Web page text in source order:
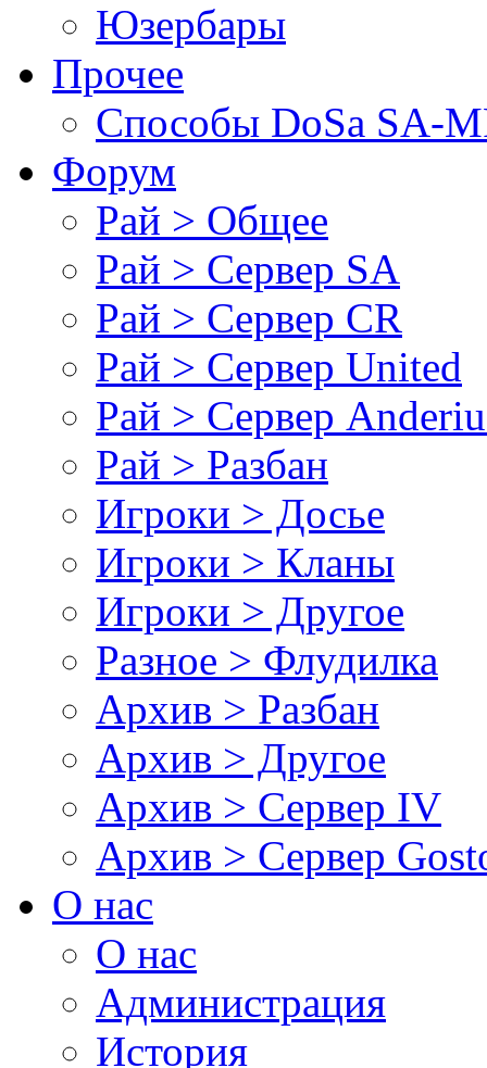
Юзербары
Прочее
Cпособы DoSа SA-
Форум
Рай > Общее
Рай > Сервер SA
Рай > Сервер CR
Рай > Сервер United
Рай > Сервер
Рай > Разбан
Игроки > Досье
Игроки > Кланы
Игроки > Другое
Разное > Флудилка
Архив > Разбан
Архив > Другое
Архив > Сервер IV
Архив > Сервер
О нас
О нас
Администрация
История